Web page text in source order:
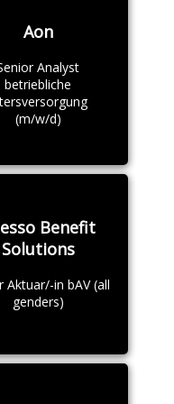
Aon
Analyst
betriebliche
(m/w/d)
Benefit
Solutions
Aktuar/-in bAV (all
genders)